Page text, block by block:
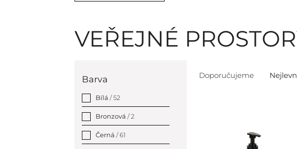
VEŘEJNÉ
Barva
Bílá / 52
Bronzová / 2
Černá / 61
Doporučujeme